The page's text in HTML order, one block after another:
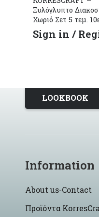
Ξυλόγλυπτο
Χωριό Σετ 5 τεμ.
Sign in /
LOOKBOOK
Information
About us-Contact
Προϊόντα